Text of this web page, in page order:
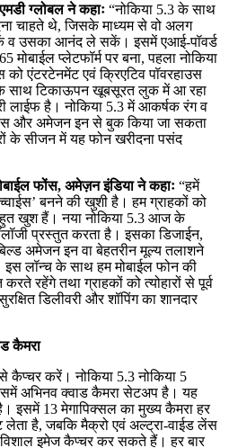
ग्लोबल ने कहाः “नोकिया 5.3 के साथ
चाहते थे, जिसके माध्यम से वो अलग
व उसका आनंद ले सकें। इसमें एआई-पॉवर्ड
प्लेटफॉर्म पर बना, पहला नोकिया
एंटरटेनमेंट एवं क्रिएटिव पॉवरहाउस
के साथ टिकाऊपन खूबसूरत लुक में आ रहा
लाईफ है। नोकिया 5.3 में आकर्षक रंग व
और अमेजन इन से बुक किया जा सकता
के सीजन में यह फोन खरीदना पसंद
फोंस, अमेज़न इंडिया ने कहाः “हमें
बनने की खुशी है। हम ग्राहकों को
खुश हैं। नया नोकिया 5.3 आज के
प्रस्तुत करता है। इसका डिजाईन,
अमेजन इन वा बेहतरीन मूल्य तलाशने
इस लॉन्च के साथ हम मोबाईल फोन की
रहेंगे तथा ग्राहकों को त्योहारों से पूर्व
डिलीवरी और शॉपिंग का शानदार
कैमरा
कैप्चर करें। नोकिया 5.3 नोकिया 5
अभिनव क्वाड कैमरा सेटअप है। यह
इसमें 13 मेगापिक्सल का मुख्य कैमरा हर
लेता है, जबकि मैक्रो एवं अल्ट्रा-वाईड लेंस
विशाल इमेज कैप्चर कर सकते हैं। हर बार